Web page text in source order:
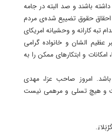
باشند و صد البته در جامه
احقاق حقوق تضییع شده‌ی مردم
تبه کارانه و وحشیانه امریکای
الشان و خانواده گرامی
و ابتکارهای ممکن را به
امروز صاحب عزا، مهدی
است و هیچ تسلی و مرهمی نیست